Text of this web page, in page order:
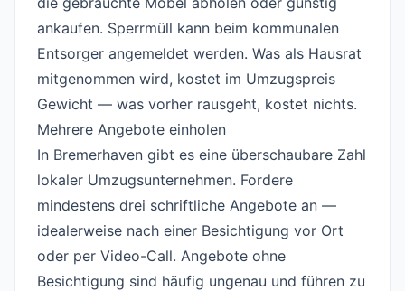
ankaufen. Sperrmüll kann beim kommunalen
Entsorger angemeldet werden. Was als Hausrat
mitgenommen wird, kostet im Umzugspreis
Gewicht — was vorher rausgeht, kostet nichts.
Mehrere Angebote einholen
In Bremerhaven gibt es eine überschaubare Zahl
lokaler Umzugsunternehmen. Fordere
mindestens drei schriftliche Angebote an —
idealerweise nach einer Besichtigung vor Ort
oder per Video-Call. Angebote ohne
Besichtigung sind häufig ungenau und führen zu